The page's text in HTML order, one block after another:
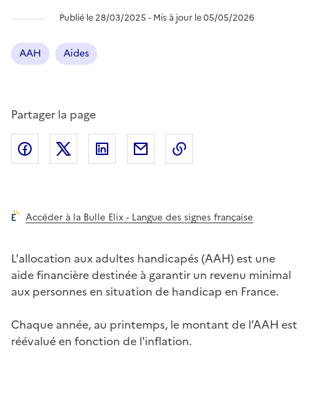
Publié le 28/03/2025 ‐ Mis à jour le 05/05/2026
AAH Aides
Partager la page
Partager l'article surFacebook
Partager l'article sur X (anciennement
Partager l'article sur
Partager l'article par courriel
Accéder à la Bulle Elix - Langue des signes française
L'allocation aux adultes handicapés (AAH) est une
aide financière destinée à garantir un revenu minimal
aux personnes en situation de handicap en France.
Chaque année, au printemps, le montant de l’AAH est
réévalué en fonction de l'inflation.